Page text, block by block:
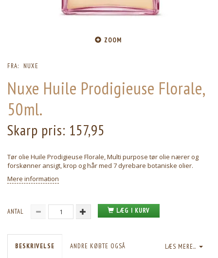
ZOOM
FRA: NUXE
Nuxe Huile Prodigieuse Florale,
50ml.
Skarp pris: 157,95
Tør olie Huile Prodigieuse Florale, Multi purpose tør olie nærer og
forskønner ansigt, krop og hår med 7 dyrebare botaniske olier.
Mere information
ANTAL LÆG I KURV
LÆS MERE...
BESKRIVELSE ANDRE KØBTE OGSÅ